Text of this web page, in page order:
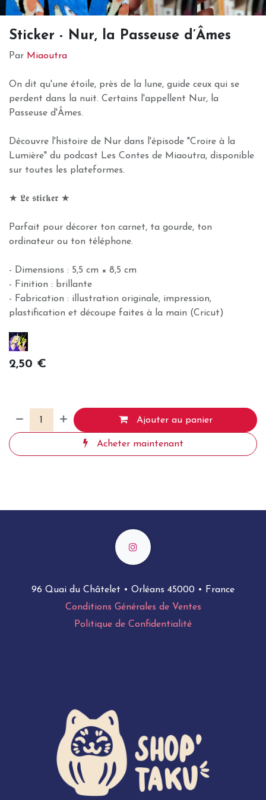
Sticker - Nur, la Passeuse d’Âmes
Par Miaoutra
On dit qu'une étoile, près de la lune, guide ceux qui se
perdent dans la nuit. Certains l'appellent Nur, la
Passeuse d'Âmes.
Découvre l'histoire de Nur dans l'épisode "Croire à la
Lumière" du podcast Les Contes de Miaoutra, disponible
sur toutes les plateformes.
★ 𝕷𝖊 𝖘𝖙𝖎𝖈𝖐𝖊𝖗 ★
Parfait pour décorer ton carnet, ta gourde, ton
ordinateur ou ton téléphone.
- Dimensions : 5,5 cm × 8,5 cm
- Finition : brillante
- Fabrication : illustration originale, impression,
plastification et découpe faites à la main (Cricut)
2,50 €
Ajouter au panier
Acheter maintenant
96 Quai du Châtelet • Orléans 45000 • France
Conditions Générales de Ventes
Politique de Confidentialité